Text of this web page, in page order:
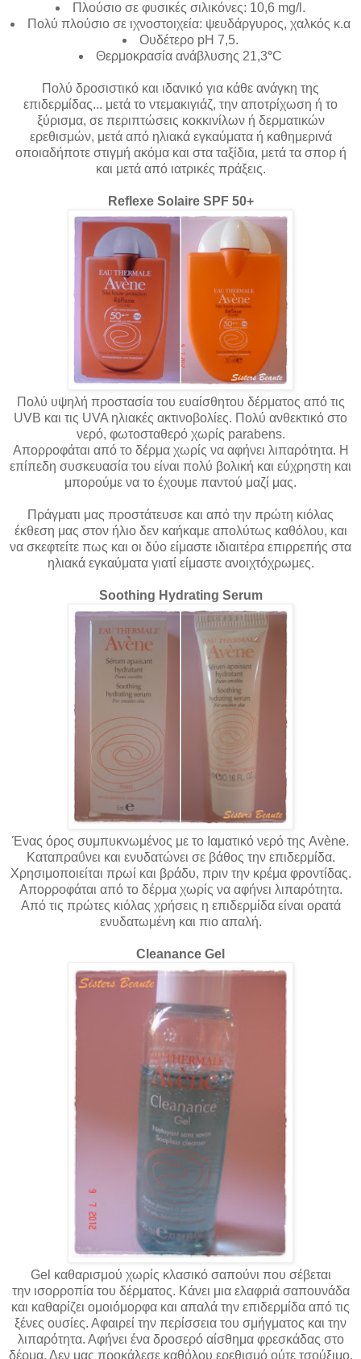
Πλούσιο σε φυσικές σιλικόνες: 10,6 mg/l.
Πολύ πλούσιο σε ιχνοστοιχεία: ψευδάργυρος, χαλκός κ.α
Ουδέτερο pH 7,5.
Θερμοκρασία ανάβλυσης 21,3°C
Πολύ δροσιστικό και ιδανικό για κάθε ανάγκη της
επιδερμίδας... μετά το ντεμακιγιάζ, την αποτρίχωση ή το
ξύρισμα, σε περιπτώσεις κοκκινίλων ή δερματικών
ερεθισμών, μετά από ηλιακά εγκαύματα ή καθημερινά
οποιαδήποτε στιγμή ακόμα και στα ταξίδια, μετά τα σπορ ή
και μετά από ιατρικές πράξεις.
Reflexe Solaire SPF 50+
Πολύ υψηλή προστασία του ευαίσθητου δέρματος από τις
UVB και τις UVA ηλιακές ακτινοβολίες. Πολύ ανθεκτικό στο
νερό, φωτοσταθερό χωρίς parabens.
Απορροφάται από το δέρμα χωρίς να αφήνει λιπαρότητα. Η
επίπεδη συσκευασία του είναι πολύ βολική και εύχρηστη και
μπορούμε να το έχουμε παντού μαζί μας.
Πράγματι μας προστάτευσε και από την πρώτη κιόλας
έκθεση μας στον ήλιο δεν καήκαμε απολύτως καθόλου, και
να σκεφτείτε πως και οι δύο είμαστε ιδιαιτέρα επιρρεπής στα
ηλιακά εγκαύματα γιατί είμαστε ανοιχτόχρωμες.
Soothing Hydrating Serum
Ένας όρος συμπυκνωμένος με το Ιαματικό νερό της Avène.
Καταπραΰνει και ενυδατώνει σε βάθος την επιδερμίδα.
Χρησιμοποιείται πρωί και βράδυ, πριν την κρέμα φροντίδας.
Απορροφάται από το δέρμα χωρίς να αφήνει λιπαρότητα.
Από τις πρώτες κιόλας χρήσεις η επιδερμίδα είναι ορατά
ενυδατωμένη και πιο απαλή.
Cleanance Gel
Gel καθαρισμού χωρίς κλασικό σαπούνι που σέβεται
την ισορροπία του δέρματος. Κάνει μια ελαφριά σαπουνάδα
και καθαρίζει ομοιόμορφα και απαλά την επιδερμίδα από τις
ξένες ουσίες. Αφαιρεί την περίσσεια του σμήγματος και την
λιπαρότητα. Αφήνει ένα δροσερό αίσθημα φρεσκάδας στο
δέρμα. Δεν μας προκάλεσε καθόλου ερεθισμό ούτε τσούξιμο.